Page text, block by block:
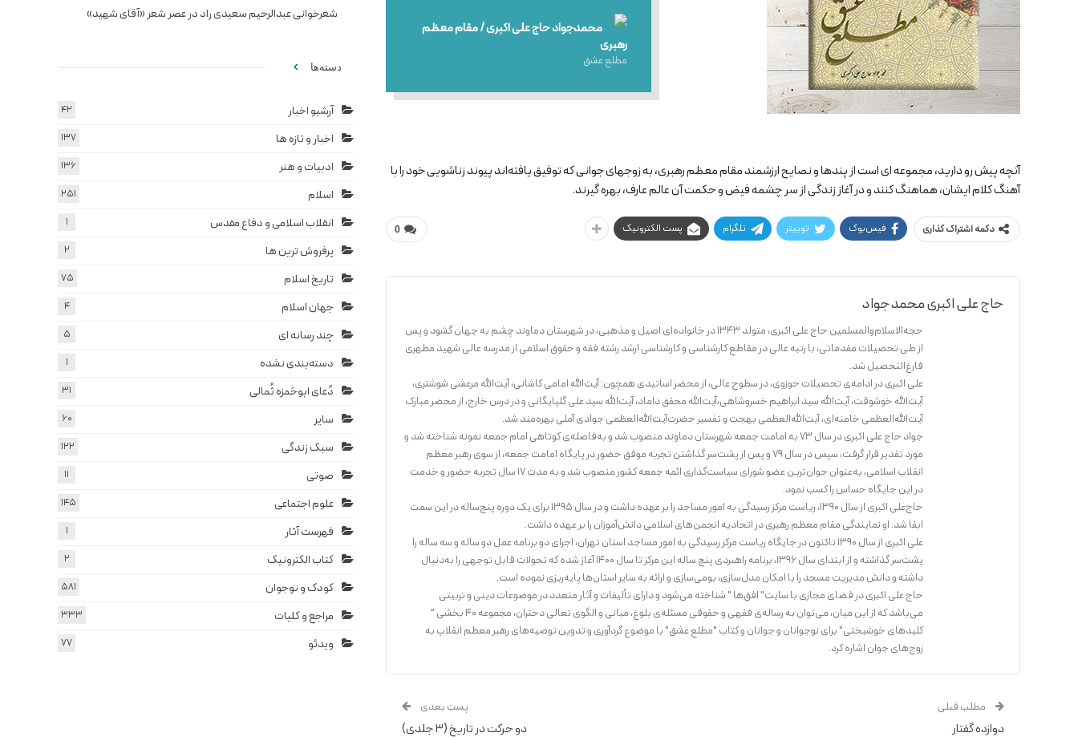
محمدجواد حاج علی اکبری / مقام معظم
رهبری
مطلع عشق
آنچه پیش رو دارید، مجموعه ای است از پندها و نصایح ارزشمند مقام معظم رهبری، به زوجهای جوانی که توفیق یافته‌اند پیوند زناشویی خود را با
آهنگ کلام ایشان، هماهنگ کنند و در آغاز زندگی از سر چشمه فیض و حکمت آن عالم عارف، بهره گیرند.
0 دکمه اشتراک گذاری فیس‌بوک توییتر تلگرام پست الکترونیک
حاج علی اکبری محمدجواد
حجه‌الاسلام‌‌والمسلمین حاج علی اکبری، متولد ۱۳۴۳ در خانواده‌ای اصیل و مذهبی، در شهرستان دماوند چشم به جهان گشود و پس
از طی تحصیلات مقدماتی، با رتبه عالی در مقاطع کارشناسی و کارشناسی ارشد رشته فقه و حقوق اسلامی از مدرسه عالی شهید مطهری
فارغ‌التحصیل شد.
علی اکبری در ادامه‌ی تحصیلات حوزوی، در سطوح عالی، از محضر اساتیدی همچون: آیت‌الله امامی کاشانی، آیت‌الله مرعشی شوشتری،
آیت‌الله خوشوقت، آیت‌الله سید ابراهیم خسروشاهی،آیت‌الله محقق داماد، آیت‌الله سید علی گلپایگانی و در درس خارج، از محضر مبارک
آیت‌الله‌العظمی خامنه‌ای، آیت‌‌الله‌‌العظمی ‌بهجت و تفسیر حضرت‌آیت‌‌الله‌العظمی جوادی آملی بهره‌مند شد.
جواد حاج علی اکبری در سال ۷۳ به‌ امامت جمعه شهرستان دماوند منصوب شد و به‌فاصله‌ی کوتاهی امام جمعه نمونه شناخته شد و
مورد تقدیر قرار گرفت، سپس در سال ۷۹ و پس از پشت‌سر گذاشتن تجربه موفق حضور در پایگاه امامت جمعه، از سوی رهبر معظم
انقلاب اسلامی، به‌عنوان جوان‌ترین عضو شورای سیاست‌گذاری ائمه جمعه کشور منصوب شد و به مدت ۱۷ سال تجربه حضور و خدمت
در این جایگاه حساس را کسب نمود.
حاج‌علی اکبری از سال ۱۳۹۰، ریاست مرکز رسیدگی به امور مساجد را بر عهده داشت و در سال ۱۳۹۵ برای یک دوره پنج‌ساله در این سمت
ابقا شد. او نمایندگی مقام معظم رهبری در اتحادیه انجمن‌های اسلامی دانش‌آموزان را بر عهده داشت.
علی اکبری از سال ۱۳۹۰ تاکنون در جایگاه ریاست مرکز رسیدگی به امور مساجد استان تهران، اجرای دو برنامه عمل دو ساله و سه ساله را
پشت‌سر گذاشته و از ابتدای سال ۱۳۹۶، برنامه راهبردی پنج ساله این مرکز تا سال ۱۴۰۰ آغاز شده که تحولات قابل توجهی را به‌دنبال
داشته و دانش مدیریت مسجد را با امکان مدل‌سازی، بومی‌سازی و ارائه به سایر استان‌ها پایه‌ریزی نموده است.
حاج علی اکبری در فضای مجازی با سایت" افق‌ها " شناخته می‌شود و دارای تألیفات و آثار متعدد در موضوعات دینی و تربیتی
می‌باشد که از این میان، می‌توان به رساله‌ی فقهی و حقوقی مسئله‌ی بلوغ، مبانی و الگوی تعالی دختران، مجموعه ۴۰ بخشی "
کلیدهای خوشبختی" برای نوجوانان و جوانان و کتاب "مطلع عشق" با موضوع گردآوری و تدوین توصیه‌های رهبر معظم انقلاب به
زوج‌های جوان اشاره کرد.
مطلب قبلی
دوازده گفتار
پست بعدی
دو حرکت در تاریخ (۳ جلدی)
شعرخوانی عبدالرحیم سعیدی راد در عصر شعر «آقای شهید»
دسته‌ها
آرشیو اخبار 42
اخبار و تازه ها 137
ادبیات و هنر 136
اسلام 251
انقلاب اسلامی و دفاع مقدس 1
پرفروش ترین ها 2
تاریخ اسلام 75
جهان اسلام 4
چند رسانه ای 5
دسته‌بندی نشده 1
دُعای ابوحَمزه ثُمالی 31
سایر 60
سبک زندگی 122
صوتی 11
علوم اجتماعی 145
فهرست آثار 1
کتاب الکترونیک 2
کودک و نوجوان 581
مراجع و کلیات 333
ویدئو 77